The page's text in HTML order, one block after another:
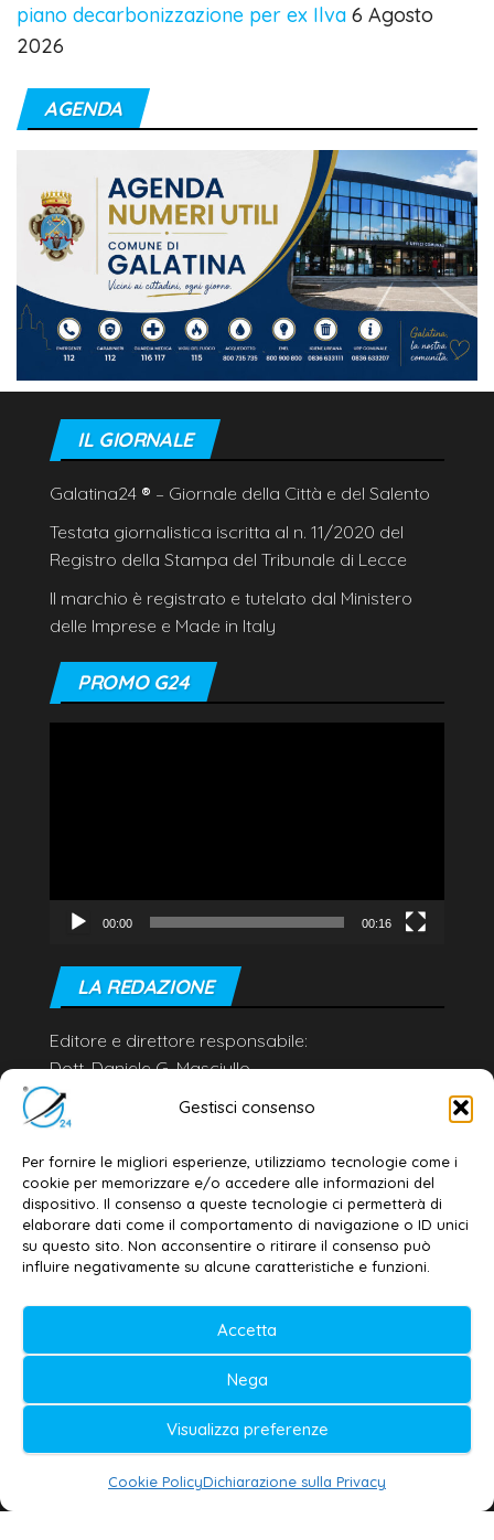
Gestisci consenso
Per fornire le migliori esperienze, utilizziamo tecnologie come i
cookie per memorizzare e/o accedere alle informazioni del
dispositivo. Il consenso a queste tecnologie ci permetterà di
elaborare dati come il comportamento di navigazione o ID unici
su questo sito. Non acconsentire o ritirare il consenso può
influire negativamente su alcune caratteristiche e funzioni.
Accetta
Nega
Visualizza preferenze
Cookie PolicyDichiarazione sulla Privacy
piano decarbonizzazione per ex Ilva 6 Agosto
2026
AGENDA
IL GIORNALE
Galatina24 ® – Giornale della Città e del Salento
Testata giornalistica iscritta al n. 11/2020 del
Registro della Stampa del Tribunale di Lecce
Il marchio è registrato e tutelato dal Ministero
delle Imprese e Made in Italy
PROMO G24
00:00 00:16
LA REDAZIONE
Editore e direttore responsabile:
Dott. Daniele G. Masciullo
Email:
redazione@galatina24.it
Privacy policy–Cookie policy
© 2020-2026 | Galatina24 ®
Testata iscritta al n. 11/2020 Registro della
Stampa Tribunale di Lecce
Editore e direttore responsabile:
Daniele G. Masciullo
Galatina24 è marchio registrato dal Ministero
delle Imprese